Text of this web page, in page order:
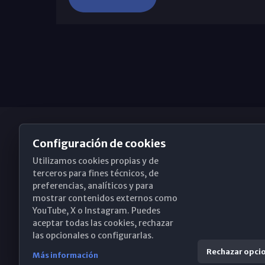
Obispado de Málaga
Santa María, 18-20. 29015 Málaga
(+34) 952 224 386
Configuración de cookies
Utilizamos cookies propias y de
terceros para fines técnicos, de
preferencias, analíticos y para
mostrar contenidos externos como
YouTube, X o Instagram. Puedes
aceptar todas las cookies, rechazar
las opcionales o configurarlas.
Más información Rechazar